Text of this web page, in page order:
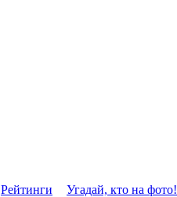
Рейтинги Угадай, кто на фото!